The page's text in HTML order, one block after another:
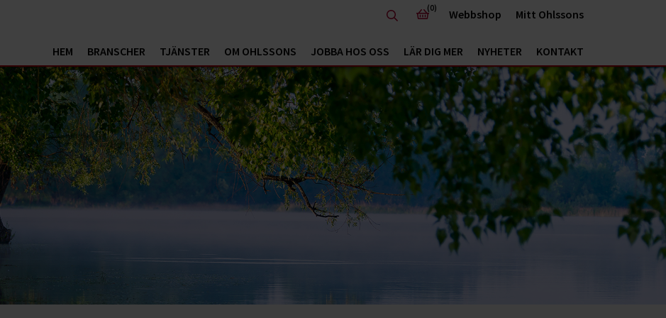
HEM BRANSCHER TJÄNSTER OM OHLSSONS JOBBA HOS OSS LÄR DIG MER NYHETER KONTAKT
(0) Webbshop Mitt Ohlssons